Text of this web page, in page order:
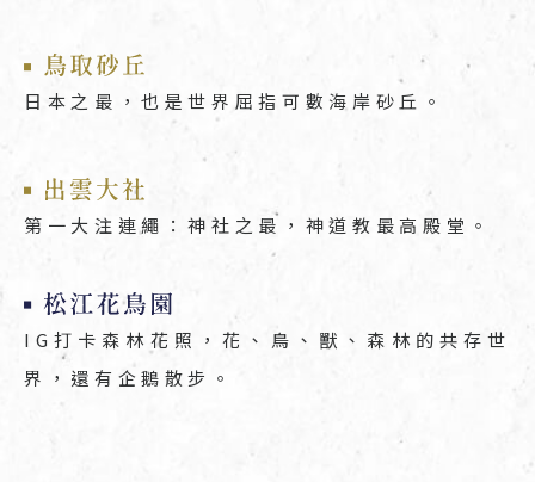
日本之最，也是世界屈指可數海岸砂丘。
第一大注連繩：神社之最，神道教最高殿堂。
IG打卡森林花照，花、鳥、獸、森林的共存世
界，還有企鵝散步。